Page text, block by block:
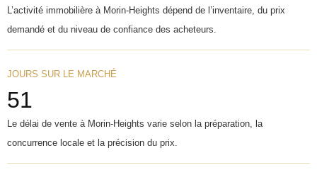
L’activité immobilière à Morin-Heights dépend de l’inventaire, du prix
demandé et du niveau de confiance des acheteurs.
JOURS SUR LE MARCHÉ
51
Le délai de vente à Morin-Heights varie selon la préparation, la
concurrence locale et la précision du prix.